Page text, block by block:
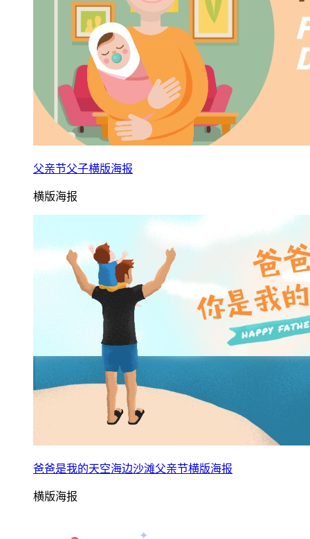
父亲节父子横版海报
横版海报
爸爸是我的天空海边沙滩父亲节横版海报
横版海报